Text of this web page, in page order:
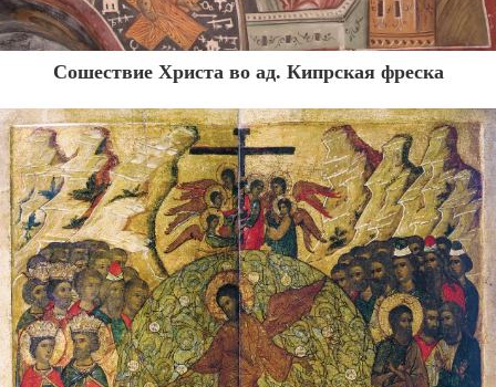
Сошествие Христа во ад. Кипрская фреска